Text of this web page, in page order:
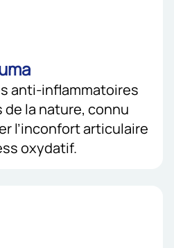
anti-inflammatoires
la nature, connu
l’inconfort articulaire
oxydatif.